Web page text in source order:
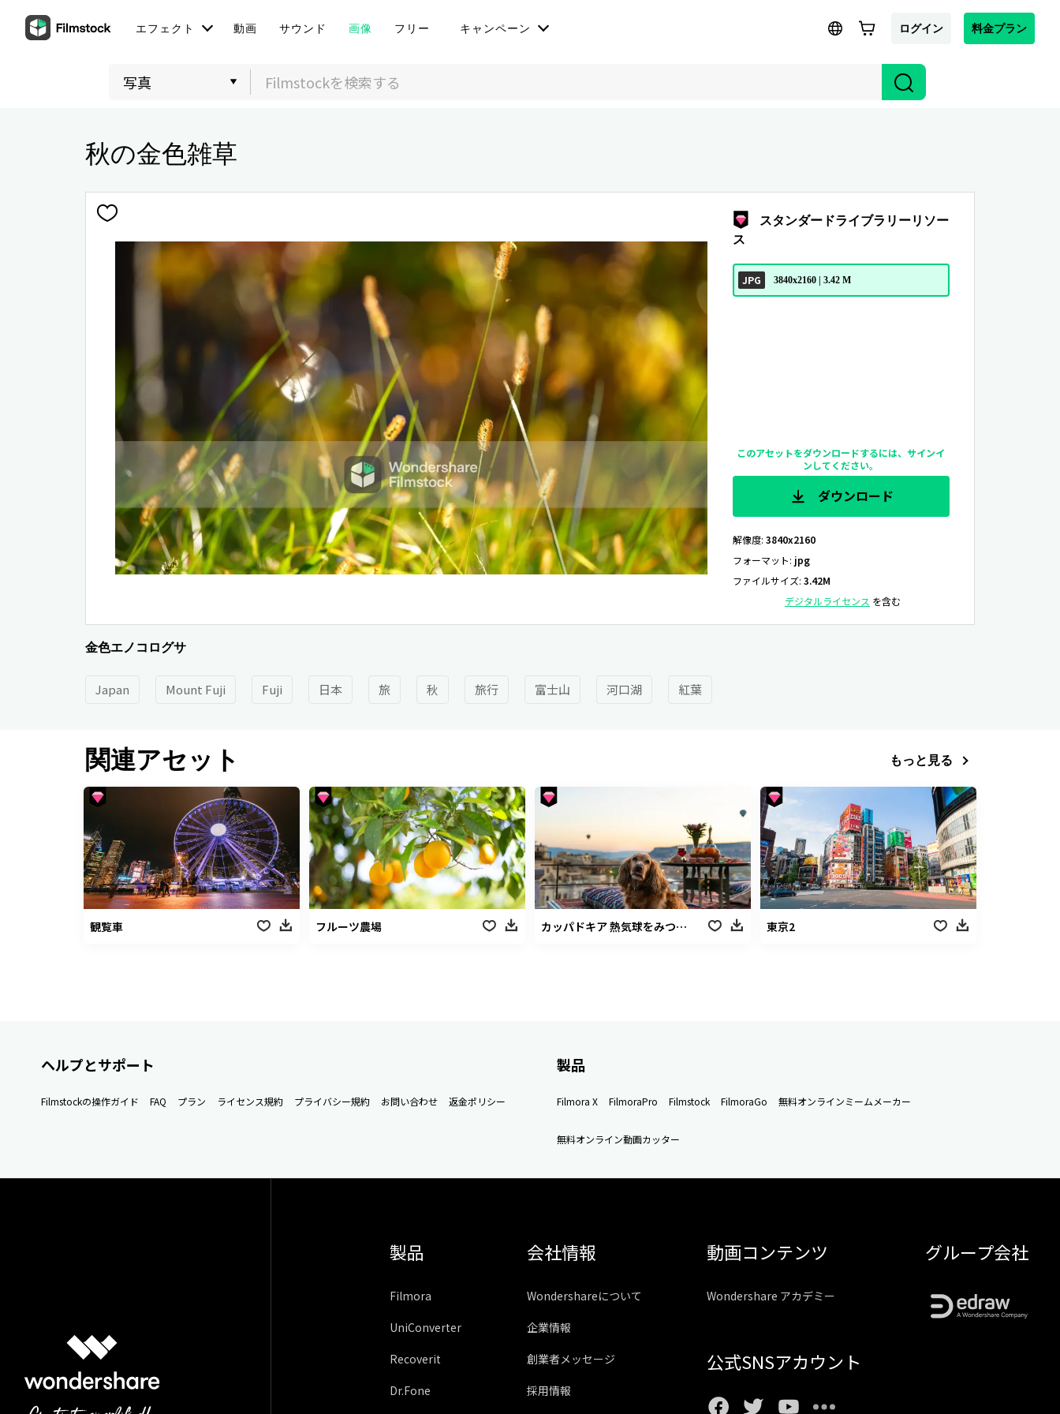
エフェクト 動画 サウンド 画像 フリー キャンペーン ログイン 料金プラン
秋の金色雑草
スタンダードライブラリーリソー
ス
JPG 3840x2160 | 3.42 M
このアセットをダウンロードするには、サインイ
ンしてください。
ダウンロード
解像度: 3840x2160
フォーマット: jpg
ファイルサイズ: 3.42M
デジタルライセンス を含む
金色エノコログサ
Japan Mount Fuji Fuji 日本 旅 秋 旅行 富士山 河口湖 紅葉
関連アセット もっと見る
観覧車 フルーツ農場 カッパドキア 熱気球をみつめる犬2 東京2
ヘルプとサポート
Filmstockの操作ガイド FAQ プラン ライセンス規約 プライバシー規約 お問い合わせ 返金ポリシー
製品
Filmora X FilmoraPro Filmstock FilmoraGo 無料オンラインミームメーカー
無料オンライン動画カッター
製品
Filmora
UniConverter
Recoverit
Dr.Fone
会社情報
Wondershareについて
企業情報
創業者メッセージ
採用情報
動画コンテンツ
Wondershare アカデミー
公式SNSアカウント
グループ会社